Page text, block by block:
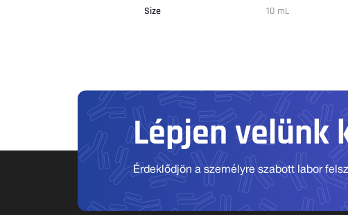
Size 10 mL
Lépjen velünk
Érdeklődjön a személyre szabott labor